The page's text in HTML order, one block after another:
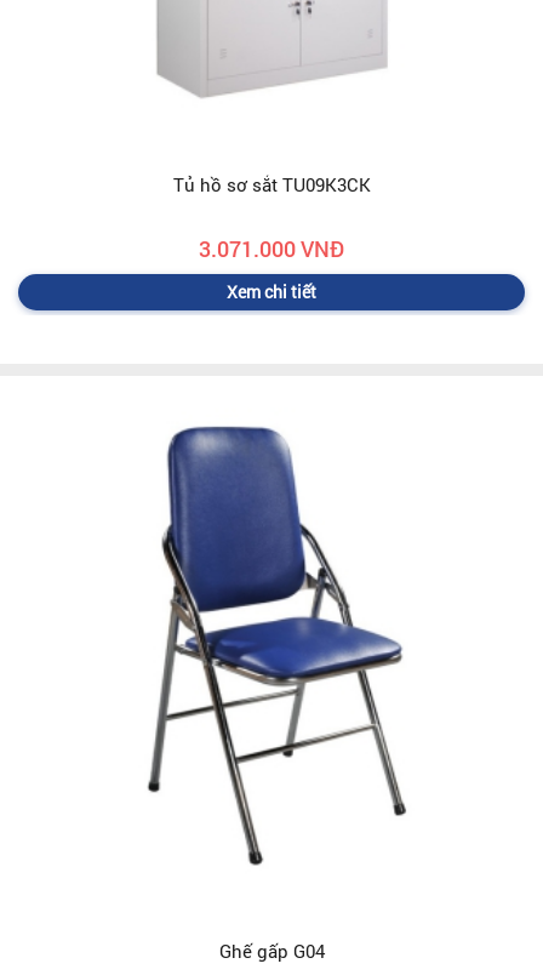
Tủ hồ sơ sắt TU09K3CK
3.071.000 VNĐ
Xem chi tiết
Ghế gấp G04